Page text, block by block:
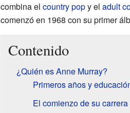
combina el country popy el adult
comenzó en 1968 con su primer
Contenido
¿Quién es Anne Murray?
Primeros años y
El comienzo de su